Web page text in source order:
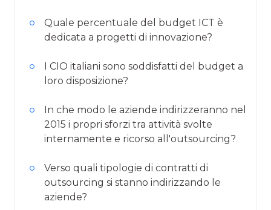
Quale percentuale del budget ICT è
dedicata a progetti di innovazione?
I CIO italiani sono soddisfatti del budget a
loro disposizione?
In che modo le aziende indirizzeranno nel
2015 i propri sforzi tra attività svolte
internamente e ricorso all'outsourcing?
Verso quali tipologie di contratti di
outsourcing si stanno indirizzando le
aziende?